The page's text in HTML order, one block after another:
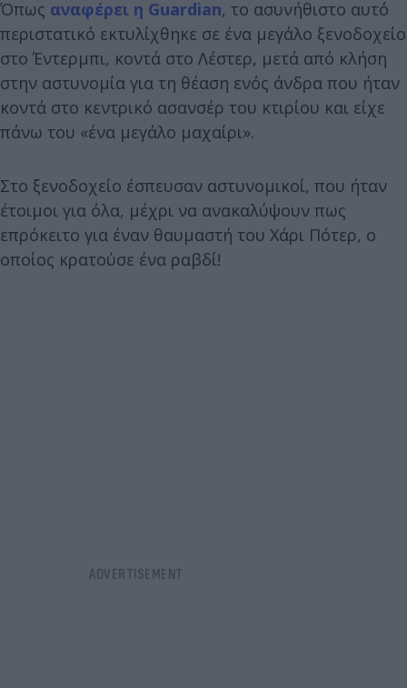
Όπως αναφέρει η Guardian, το ασυνήθιστο αυτό
περιστατικό εκτυλίχθηκε σε ένα μεγάλο ξενοδοχείο
στο Έντερμπι, κοντά στο Λέστερ, μετά από κλήση
στην αστυνομία για τη θέαση ενός άνδρα που ήταν
κοντά στο κεντρικό ασανσέρ του κτιρίου και είχε
πάνω του «ένα μεγάλο μαχαίρι».
Στο ξενοδοχείο έσπευσαν αστυνομικοί, που ήταν
έτοιμοι για όλα, μέχρι να ανακαλύψουν πως
επρόκειτο για έναν θαυμαστή του Χάρι Πότερ, ο
οποίος κρατούσε ένα ραβδί!